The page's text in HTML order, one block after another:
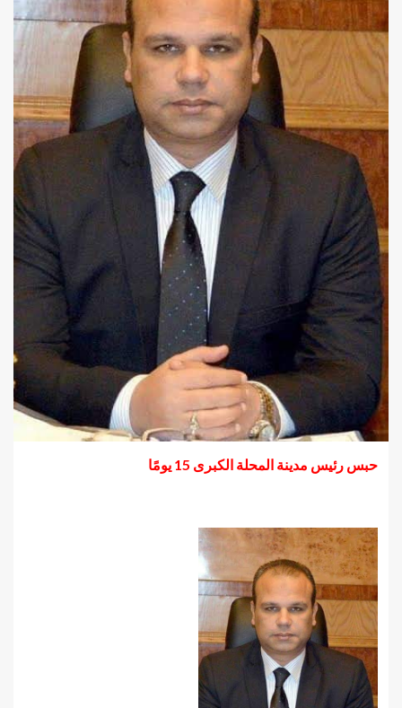
حبس رئيس مدينة المحلة الكبرى 15 يومًا